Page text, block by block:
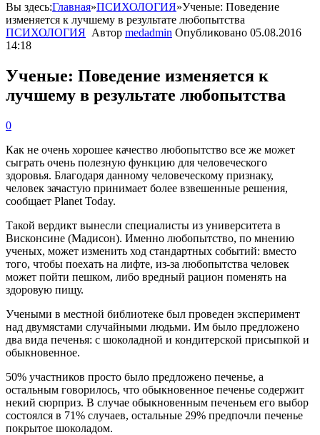
Вы здесь:Главная»ПСИХОЛОГИЯ»Ученые: Поведение
изменяется к лучшему в результате любопытства
ПСИХОЛОГИЯ Автор medadmin Опубликовано 05.08.2016
14:18
Ученые: Поведение изменяется к
лучшему в результате любопытства
0
Как не очень хорошее качество любопытство все же может
сыграть очень полезную функцию для человеческого
здоровья. Благодаря данному человеческому признаку,
человек зачастую принимает более взвешенные решения,
сообщает Planet Today.
Такой вердикт вынесли специалисты из университета в
Висконсине (Мадисон). Именно любопытство, по мнению
ученых, может изменить ход стандартных событий: вместо
того, чтобы поехать на лифте, из-за любопытства человек
может пойти пешком, либо вредный рацион поменять на
здоровую пищу.
Учеными в местной библиотеке был проведен эксперимент
над двумястами случайными людьми. Им было предложено
два вида печенья: с шоколадной и кондитерской присыпкой и
обыкновенное.
50% участников просто было предложено печенье, а
остальным говорилось, что обыкновенное печенье содержит
некий сюрприз. В случае обыкновенным печеньем его выбор
состоялся в 71% случаев, остальные 29% предпочли печенье
покрытое шоколадом.